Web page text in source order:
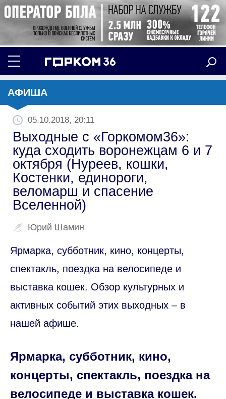
АФИША
05.10.2018, 20:11
Выходные с «Горкомом36»:
куда сходить воронежцам 6 и 7
октября (Нуреев, кошки,
Костенки, единороги,
веломарш и спасение
Вселенной)
Юрий Шамин
Ярмарка, субботник, кино, концерты,
спектакль, поездка на велосипеде и
выставка кошек. Обзор культурных и
активных событий этих выходных – в
нашей афише.
Ярмарка, субботник, кино,
концерты, спектакль, поездка на
велосипеде и выставка кошек.